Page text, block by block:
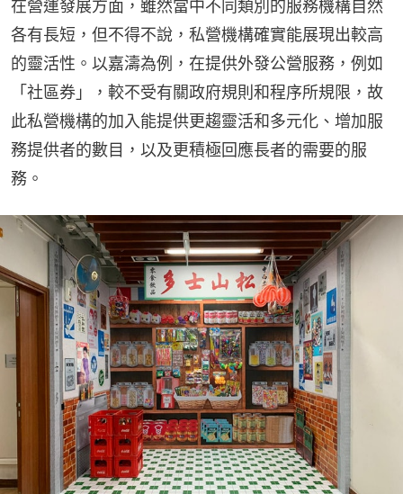
在營運發展方面，雖然當中不同類別的服務機構自然
各有長短，但不得不說，私營機構確實能展現出較高
的靈活性。以嘉濤為例，在提供外發公營服務，例如
「社區券」，較不受有關政府規則和程序所規限，故
此私營機構的加入能提供更趨靈活和多元化、增加服
務提供者的數目，以及更積極回應長者的需要的服
務。